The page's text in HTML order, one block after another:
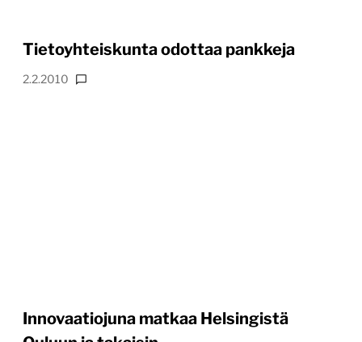
Tietoyhteiskunta odottaa pankkeja
2.2.2010
Innovaatiojuna matkaa Helsingistä